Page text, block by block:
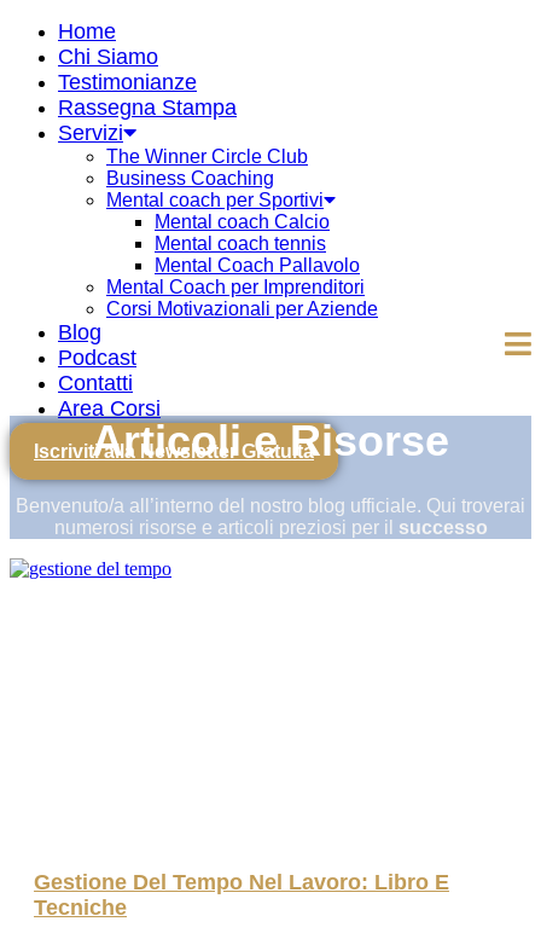
Home
Chi Siamo
Testimonianze
Rassegna Stampa
Servizi
The Winner Circle Club
Business Coaching
Mental coach per Sportivi
Mental coach Calcio
Mental coach tennis
Mental Coach Pallavolo
Mental Coach per Imprenditori
Corsi Motivazionali per Aziende
Blog
Podcast
Contatti
Area Corsi
Iscriviti alla Newsletter Gratuita
Articoli e Risorse
Benvenuto/a all’interno del nostro blog ufficiale. Qui troverai
numerosi risorse e articoli preziosi per il successo
Gestione Del Tempo Nel Lavoro: Libro E
Tecniche